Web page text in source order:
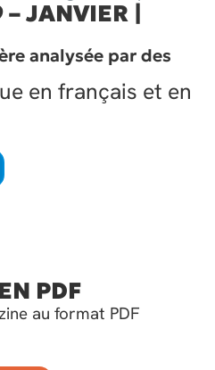
– JANVIER |
analysée par des
en français et en
PDF
au format PDF